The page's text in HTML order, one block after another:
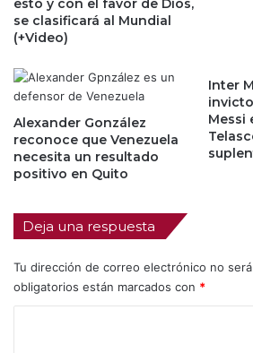
esto y con el favor de Dios,
se clasificará al Mundial
(+Video)
Alexander González
reconoce que Venezuela
necesita un resultado
positivo en Quito
Inter
Messi
Deja una respuesta
Tu dirección de correo electrónico no
obligatorios están marcados con *